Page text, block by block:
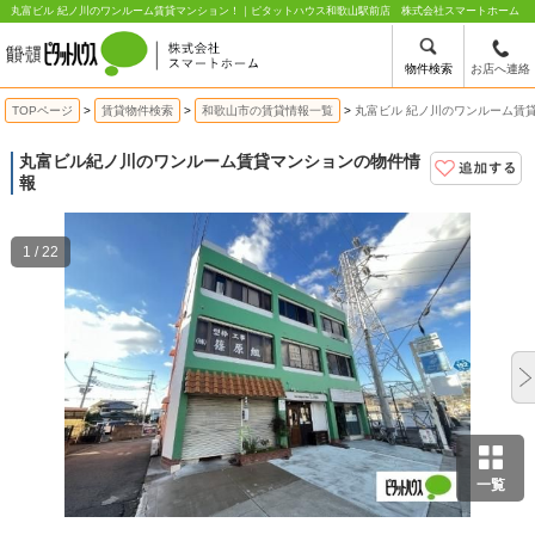
物件検索 お店へ連絡
丸富ビル 紀ノ川のワンルーム賃貸マンション！｜ピタットハウス和歌山駅前店 株式会社スマートホーム
TOPページ 賃貸物件検索 和歌山市の賃貸情報一覧 丸富ビル 紀ノ川のワンルーム賃
丸富ビル紀ノ川のワンルーム賃貸マンションの物件情
報
一覧
1 / 22